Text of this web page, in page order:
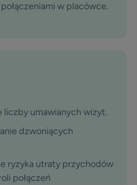
w placówce.
liczby umawianych wizyt.
dzwoniących
ryzyka utraty przychodów
połączeń